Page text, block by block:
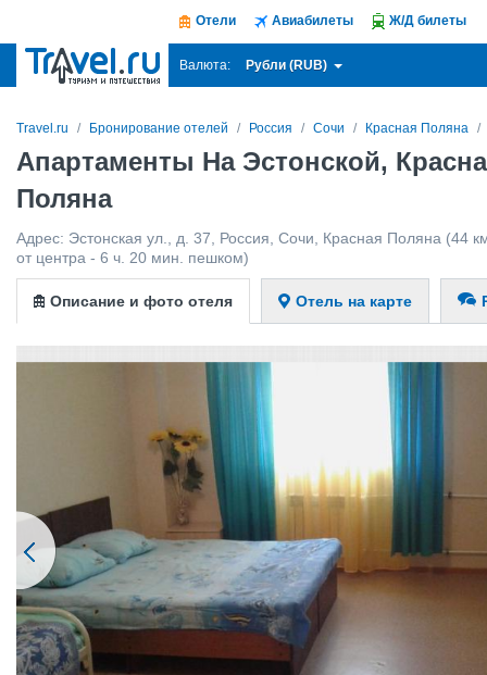
Отели Авиабилеты Ж/Д билеты
Валюта: Рубли (RUB)
Travel.ru Бронирование отелей Россия Сочи Красная Поляна
Апартаменты На Эстонской,
Поляна
Адрес: Эстонская ул., д. 37 Россия Сочи Красная Поляна (44
от центра - 6 ч. 20 мин. пешком)
Описание и фото отеля Отель на карте